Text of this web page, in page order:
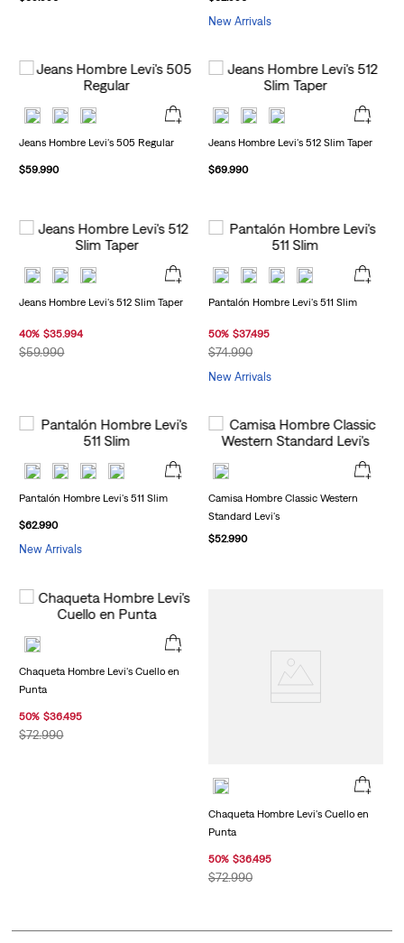
New Arrivals
Jeans Hombre Levi's 505 Regular
$59.990
Jeans Hombre Levi's 512 Slim Taper
$69.990
Jeans Hombre Levi's 512 Slim Taper
40% $35.994
$59.990
Pantalón Hombre Levi's 511 Slim
50% $37.495
$74.990
New Arrivals
Pantalón Hombre Levi's 511 Slim
$62.990
New Arrivals
Camisa Hombre Classic Western
Standard Levi's
$52.990
Chaqueta Hombre Levi's Cuello en
Punta
50% $36.495
$72.990
Chaqueta Hombre Levi's Cuello en
Punta
50% $36.495
$72.990